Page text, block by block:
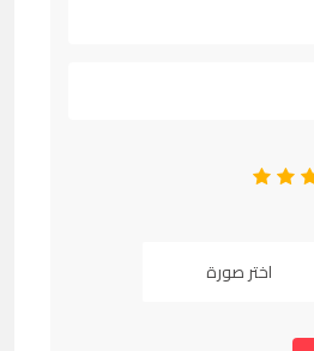
3
2
اختر صورة